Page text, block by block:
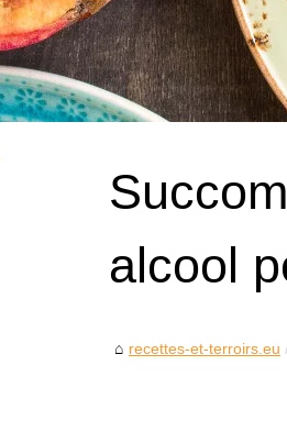
alcool
recettes-et-terroirs.eu